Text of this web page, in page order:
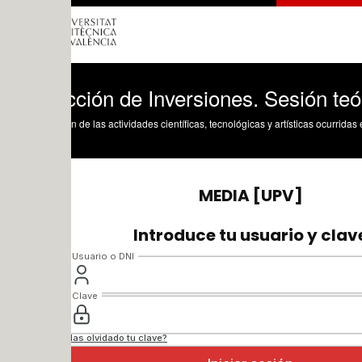
de Inversiones. Sesión teórica
de las actividades científicas, tecnológicas y artísticas ocurridas en los tres